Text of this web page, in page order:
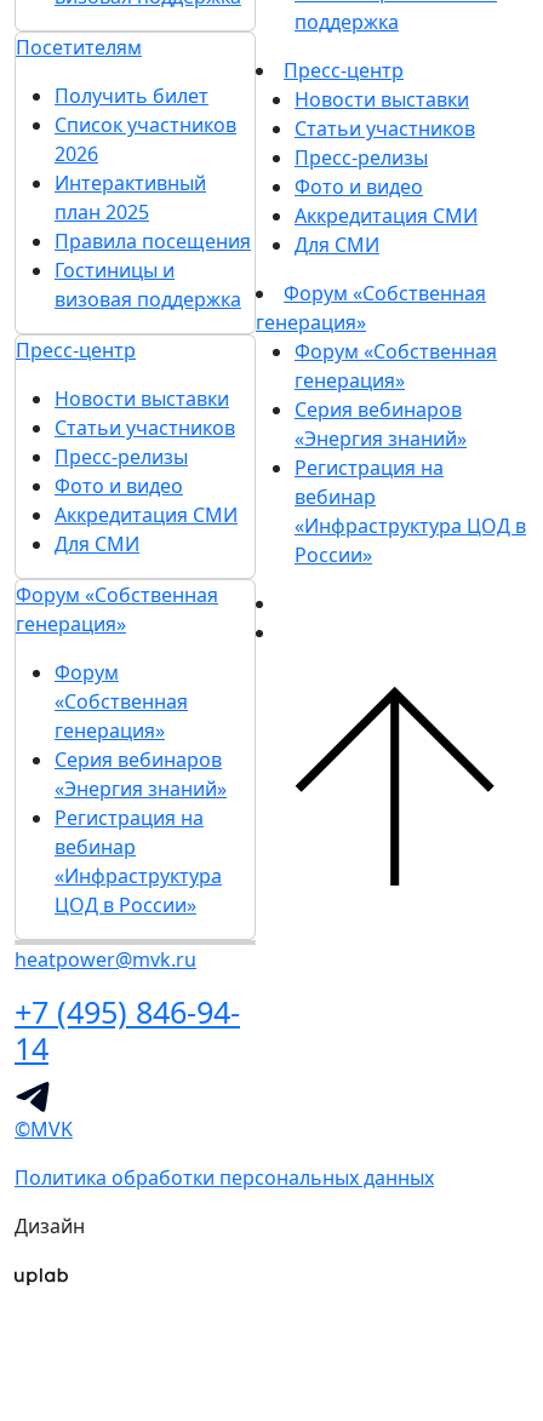
Посетителям
Получить билет
Список участников
2026
Интерактивный
план 2025
Правила посещения
Гостиницы и
визовая поддержка
Пресс-центр
Новости выставки
Статьи участников
Пресс-релизы
Фото и видео
Аккредитация СМИ
Для СМИ
Форум «Собственная
генерация»
Форум
«Собственная
генерация»
Серия вебинаров
«Энергия знаний»
Регистрация на
вебинар
«Инфраструктура
ЦОД в России»
heatpower@mvk.ru
+7 (495) 846-94-
14
поддержка
Пресс-центр
Новости выставки
Статьи участников
Пресс-релизы
Фото и видео
Аккредитация СМИ
Для СМИ
Форум «Собственная
генерация»
Форум «Собственная
генерация»
Серия вебинаров
«Энергия знаний»
Регистрация на
вебинар
«Инфраструктура ЦОД в
России»
©MVK
Политика обработки персональных данных
Дизайн